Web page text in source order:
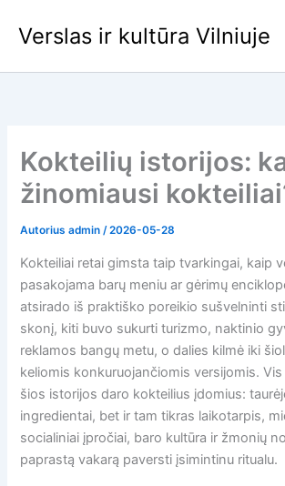
prieVerslas ir kultūra Vilniuje
Kokteilių istorijos:
žinomiausi
Autorius admin/2026-05-28
Kokteiliai retai gimsta taip tvarkingai, kaip
pasakojama barų meniu ar gėrimų
atsirado iš praktiško poreikio sušvelninti
skonį, kiti buvo sukurti turizmo, naktinio
reklamos bangų metu, o dalies kilmė iki
keliomis konkuruojančiomis versijomis.
šios istorijos daro kokteilius įdomius:
ingredientai, bet ir tam tikras laikotarpis,
socialiniai įpročiai, baro kultūra ir žmonių
paprastą vakarą paversti įsimintinu ritualu.